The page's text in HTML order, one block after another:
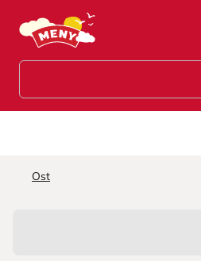
Hopp til hovedinnhold
Ost